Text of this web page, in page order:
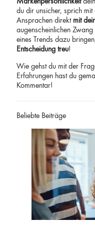
du dir unsicher, sprich
Ansprachen direkt mit
augenscheinlichen
eines Trends dazu
Entscheidung treu!
Wie gehst du mit der
Erfahrungen hast du
Kommentar!
Beliebte Beiträge